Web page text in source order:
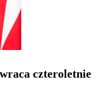
czteroletnie